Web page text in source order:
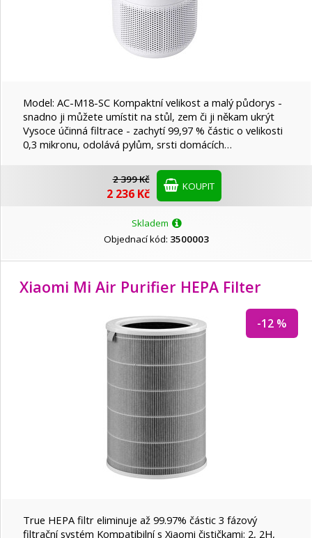
Model: AC-M18-SC Kompaktní velikost a malý půdorys -
snadno ji můžete umístit na stůl, zem či ji někam ukrýt
Vysoce účinná filtrace - zachytí 99,97 % částic o velikosti
0,3 mikronu, odolává pylům, srsti domácích…
2 399 Kč
2 236 Kč KOUPIT
Skladem
Objednací kód: 3500003
Xiaomi Mi Air Purifier HEPA Filter
-12 %
True HEPA filtr eliminuje až 99.97% částic 3 fázový
filtrační systém Kompatibilní s Xiaomi čističkami: 2, 2H,